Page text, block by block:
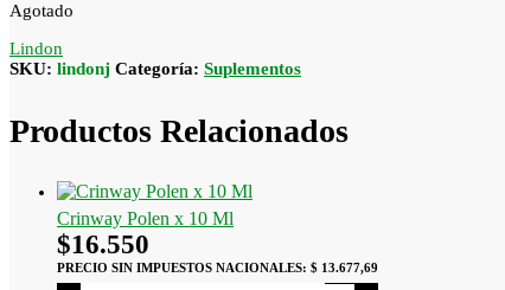
Agotado
Lindon
SKU: lindonj Categoría: Suplementos
Productos Relacionados
Crinway Polen x 10 Ml
$16.550
PRECIO SIN IMPUESTOS NACIONALES: $ 13.677,69